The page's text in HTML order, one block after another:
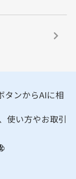
タンからAIに相
使い方やお取引